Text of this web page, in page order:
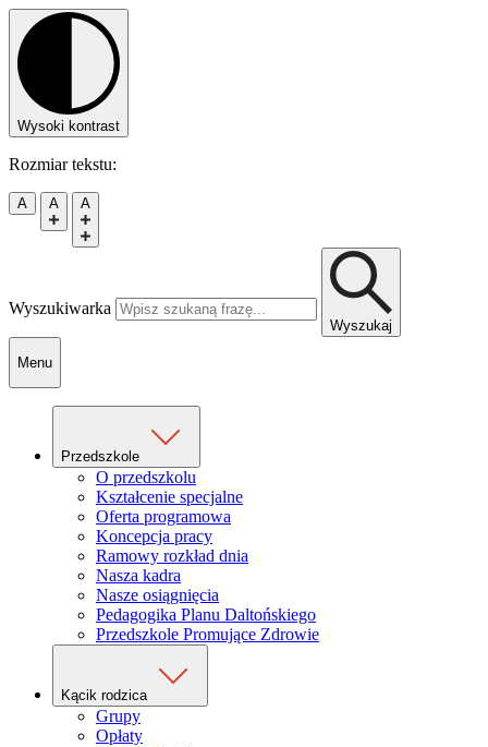
Wysoki kontrast
Rozmiar tekstu:
A A A
Wyszukiwarka
Wyszukaj
Menu
Przedszkole
O przedszkolu
Kształcenie specjalne
Oferta programowa
Koncepcja pracy
Ramowy rozkład dnia
Nasza kadra
Nasze osiągnięcia
Pedagogika Planu Daltońskiego
Przedszkole Promujące Zdrowie
Kącik rodzica
Grupy
Opłaty